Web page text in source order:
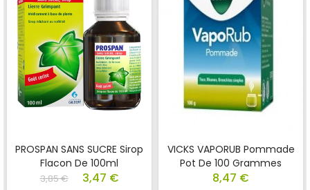
PROSPAN SANS SUCRE Sirop
Flacon De 100ml
3,85 € 3,47 €
VICKS VAPORUB Pommade
Pot De 100 Grammes
8,47 €